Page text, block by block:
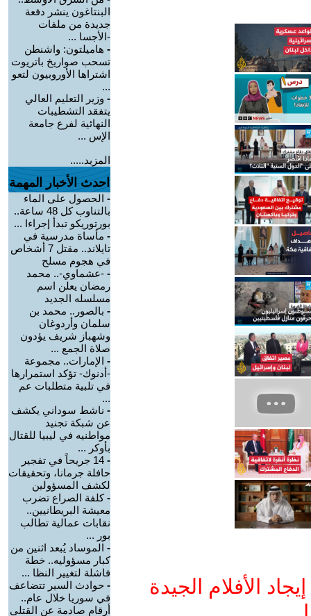
الأفلام الجيدة
البنتاغون ينشر دفعة
جديدة من ملفات
-الأجسا ...
- هاميلتون: واشنطن
تسحب صواريخ باتريوت
اشتراها الأوروبيون لتعو
...
- وزير التعليم العالي
يتفقد التشطيبات
النهائية لفرع جامعة
الإس ...
المزيد.....
احدث الأخبار المهمة
- الحصول على الماء
بالتناوب كل 48 ساعة..
بورتوريكو تبدأ إجراءا ...
- مأساة مدرسية في
تايلاند.. مقتل 7 أشخاص
في هجوم مسلح
- -عشماوي-.. محمد
رمضان يعلن اسم
مسلسله الجديد
- بالصور.. محمد بن
سلمان وأردوغان
وشهباز شريف يؤدون
صلاة الجمع ...
- الإمارات.. مجموعة
-أدنوك- تؤكد استمرارها
في تلبية متطلبات عم
...
- ناشط سوداني يكشف
عن شبكة تجنيد
مواطنيه في ليبيا للقتال
بأوكر ...
-
14 جريحاً في تفجير
حافلة جرمانا، وتحقيقات
لكشف المسؤولين
-كلفة الصراع تضرب
معيشة البريطانيين..
نقابات عمالية تطالب
بور ...
- الموساد يُبعد اثنين من
كبار مسؤوليه.. خطة
فاشلة لتغيير النظا ...
- حوادث السير تتضاعف
في سوريا خلال عام..
أرقام صادمة عن القتلى